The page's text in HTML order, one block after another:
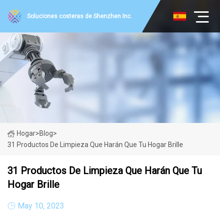
Soluciones costeras de Shenzhen Inc.
Hogar>Blog>
31 Productos De Limpieza Que Harán Que Tu Hogar Brille
31 Productos De Limpieza Que Harán Que Tu
Hogar Brille
May 10, 2023